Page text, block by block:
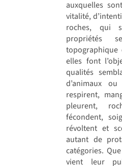
auxquelles
vitalité,
roches, qui
propriétés
elles font
qualités
d’animaux
respirent,
pleurent,
fécondent,
révoltent et
autant de
catégories.
vient leur